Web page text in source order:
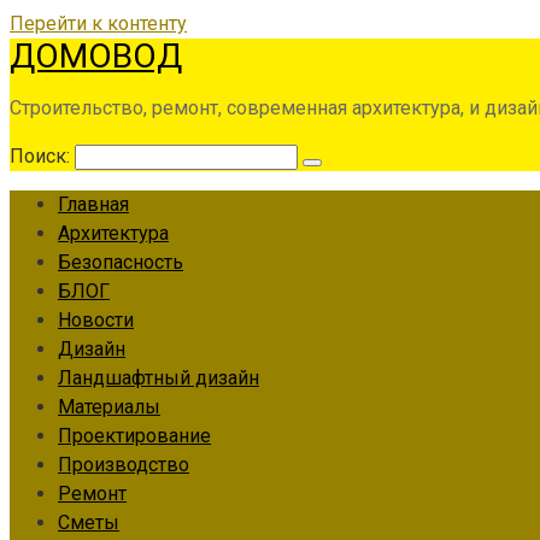
Перейти к контенту
ДОМОВОД
Строительство, ремонт, современная архитектура, и
Поиск:
Главная
Архитектура
Безопасность
БЛОГ
Новости
Дизайн
Ландшафтный дизайн
Материалы
Проектирование
Производство
Ремонт
Сметы